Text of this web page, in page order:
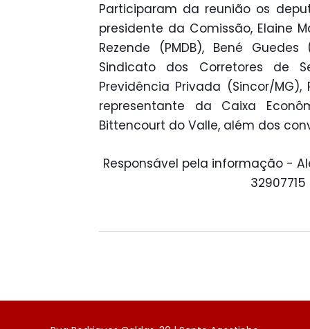
Participaram da reunião os
presidente da Comissão, Elaine
Rezende (PMDB), Bené
Sindicato dos Corretores de
Previdência Privada (Sincor/MG),
representante da Caixa
Bittencourt do Valle, além dos
Responsável pela informação -
32907715